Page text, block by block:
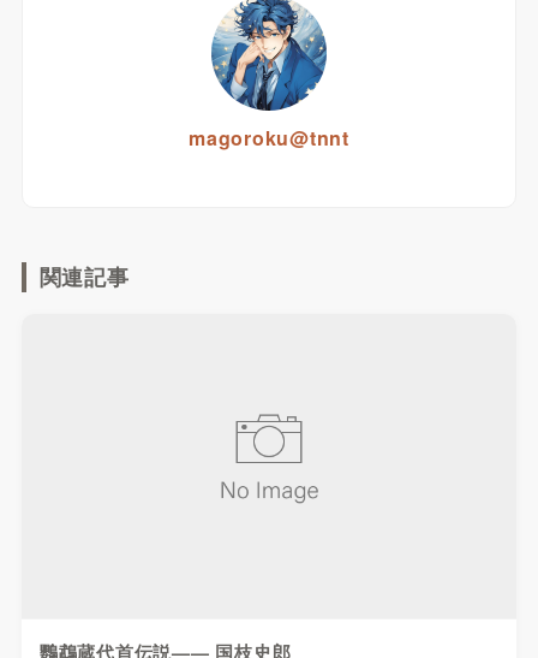
magoroku@tnnt
関連記事
鸚鵡蔵代首伝説—— 国枝史郎